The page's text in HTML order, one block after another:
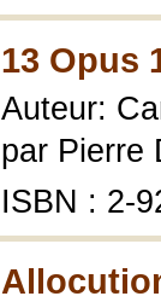
13 Opus
Auteur:
par Pierre
ISBN : 2-